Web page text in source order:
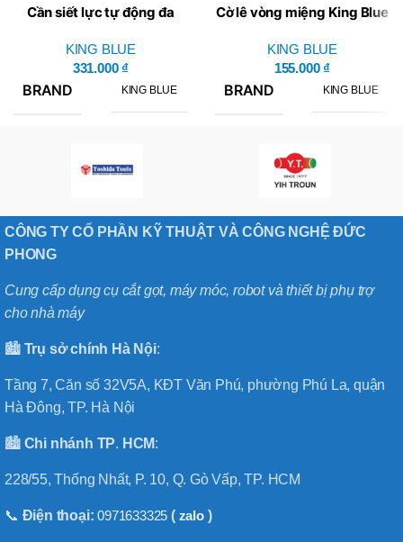
Cần siết lực tự động đa
08
KING BLUE
331.000 ₫
BRAND KING BLUE
Cờ lê vòng miệng King Blue
KING BLUE
155.000 ₫
BRAND KING BLUE
CÔNG TY CỔ PHẦN KỸ THUẬT VÀ CÔNG NGHỆ ĐỨC
PHONG
Cung cấp dụng cụ cắt gọt, máy móc, robot và thiết bị phụ trợ
cho nhà máy
🏙️ Trụ sở chính Hà Nội:
Tầng 7, Căn số 32V5A, KĐT Văn Phú, phường Phú La, quận
Hà Đông, TP. Hà Nội
🏙️ Chi nhánh TP. HCM:
228/55, Thống Nhất, P. 10, Q. Gò Vấp, TP. HCM
📞 Điện thoại:0971633325 ( zalo)